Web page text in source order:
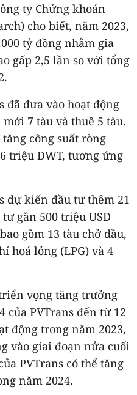
ty Chứng khoán
cho biết, năm 2023,
tỷ đồng nhằm gia
gấp 2,5 lần so với tổng
đã đưa vào hoạt động
7 tàu và thuê 5 tàu.
công suất ròng
triệu DWT, tương ứng
dự kiến đầu tư thêm 21
gần 500 triệu USD
gồm 13 tàu chở dầu,
hoá lỏng (LPG) và 4
vọng tăng trưởng
của PVTrans đến từ 12
động trong năm 2023,
vào giai đoạn nửa cuối
PVTrans có thể tăng
năm 2024.